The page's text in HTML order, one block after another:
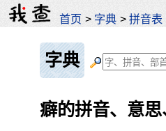
首页 > 字典 >拼音表
字典
癖的拼音、意思